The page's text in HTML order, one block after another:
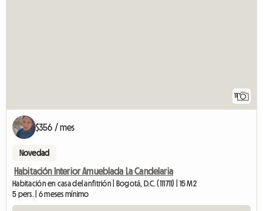
$356 / mes
Novedad
Habitación Interior Amueblada La Candelaria
Habitación en casa del anfitrión | Bogotá, D.C. (111711) | 15 M2
5 pers. | 6 meses mínimo